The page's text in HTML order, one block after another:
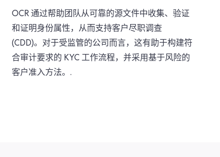
OCR 通过帮助团队从可靠的源文件中收集、验证
和证明身份属性，从而支持客户尽职调查
(CDD)。对于受监管的公司而言，这有助于构建符
合审计要求的 KYC 工作流程，并采用基于风险的
客户准入方法。.